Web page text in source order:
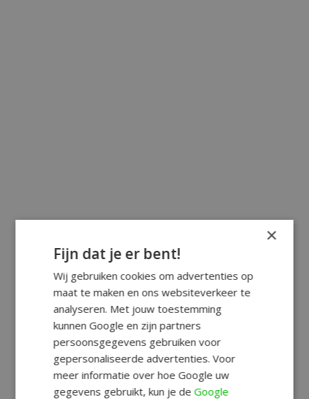
×
Fijn dat je er bent!
Wij gebruiken cookies om advertenties op
maat te maken en ons websiteverkeer te
analyseren. Met jouw toestemming
kunnen Google en zijn partners
persoonsgegevens gebruiken voor
gepersonaliseerde advertenties. Voor
meer informatie over hoe Google uw
gegevens gebruikt, kun je deGoogle